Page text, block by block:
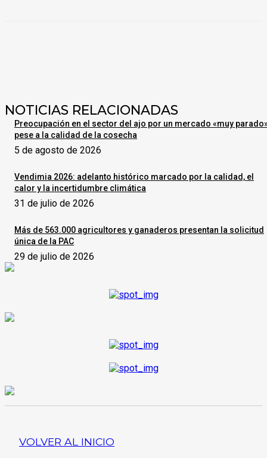
NOTICIAS RELACIONADAS
Preocupación en el sector del ajo por un mercado «muy
pese a la calidad de la cosecha
5 de agosto de 2026
Vendimia 2026: adelanto histórico marcado por la calidad, el
calor y la incertidumbre climática
31 de julio de 2026
Más de 563.000 agricultores y ganaderos presentan la solicitud
única de la PAC
29 de julio de 2026
VOLVER AL INICIO